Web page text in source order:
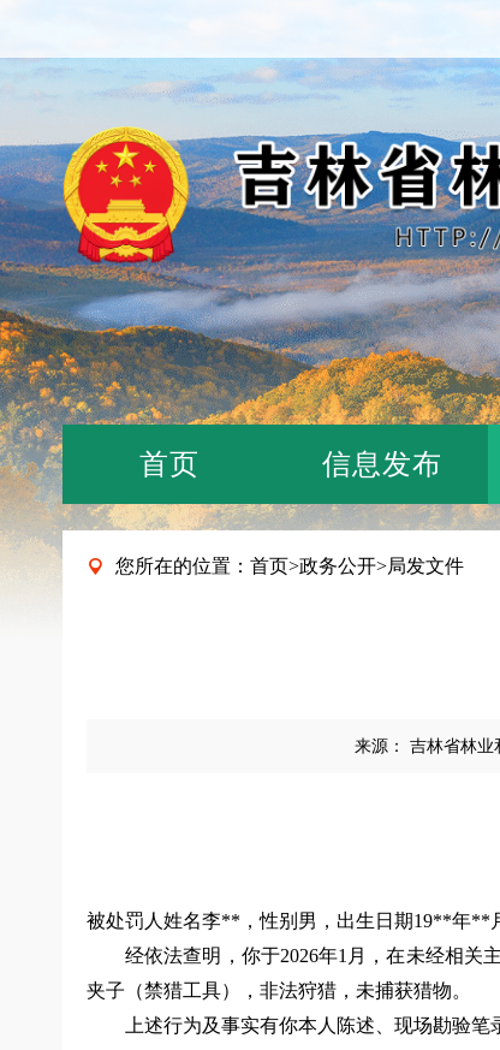
首页 信息发布
 您所在的位置： 首页>政务公开>局发文件
来源： 吉林省林业
被处罚人姓名李**，性别男，出生日期19**年**
经依法查明，你于2026年1月，在未经相关
夹子（禁猎工具），非法狩猎，未捕获猎物。
上述行为及事实有你本人陈述、现场勘验笔